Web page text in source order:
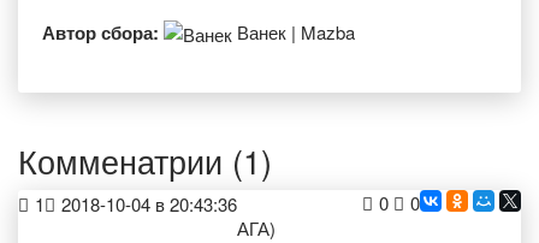
Автор сбора: Ванек | Mazba
Комменатрии (1)
1 2018-10-04 в 20:43:36 0
0
АГА)